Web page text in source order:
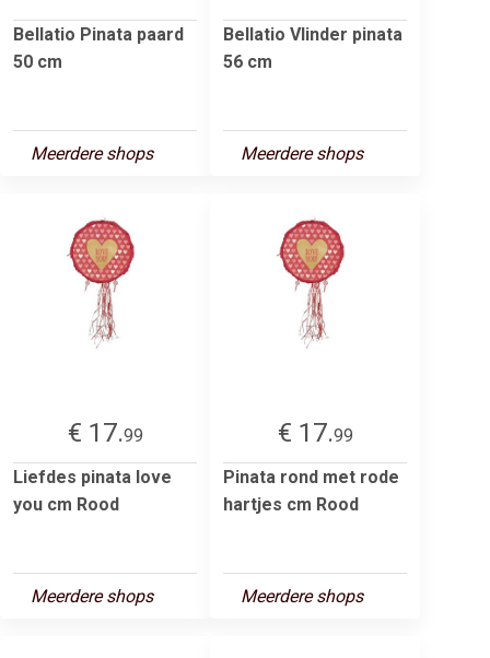
Bellatio Pinata paard
50 cm
Meerdere shops
Bellatio Vlinder pinata
56 cm
Meerdere shops
€ 17.99
Liefdes pinata love
you cm Rood
Meerdere shops
€ 17.99
Pinata rond met rode
hartjes cm Rood
Meerdere shops